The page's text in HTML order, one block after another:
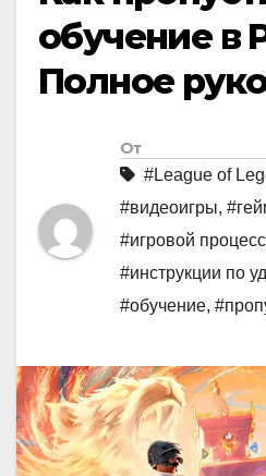
обучение в
Полное
От
#League of
#видеоигры,
#игровой процесс
#инструкции по
#обучение,